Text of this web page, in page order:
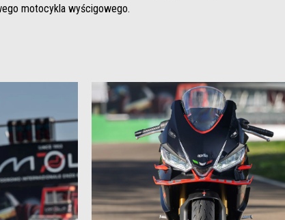
motocykla wyścigowego.